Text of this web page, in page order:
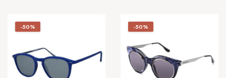
-50% -50%